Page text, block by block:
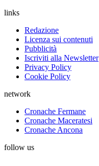
links
Redazione
Licenza sui contenuti
Pubblicità
Iscriviti alla Newsletter
Privacy Policy
Cookie Policy
network
Cronache Fermane
Cronache Maceratesi
Cronache Ancona
follow us